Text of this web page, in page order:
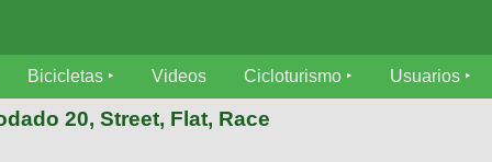
Bicicletas Videos Cicloturismo Usuarios
20, Street, Flat, Race